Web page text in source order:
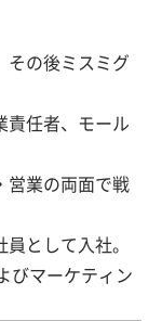
その後ミスミグ
責任者、モール
営業の両面で戦
として入社。
びマーケティン